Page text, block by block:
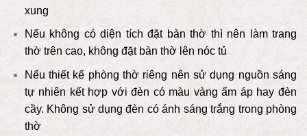
xung
Nếu không có diện tích đặt bàn thờ thì nên làm trang
thờ trên cao, không đặt bàn thờ lên nóc tủ
Nếu thiết kế phòng thờ riêng nên sử dụng nguồn sáng
tự nhiên kết hợp với đèn có màu vàng ấm áp hay đèn
cầy. Không sử dụng đèn có ánh sáng trắng trong phòng
thờ